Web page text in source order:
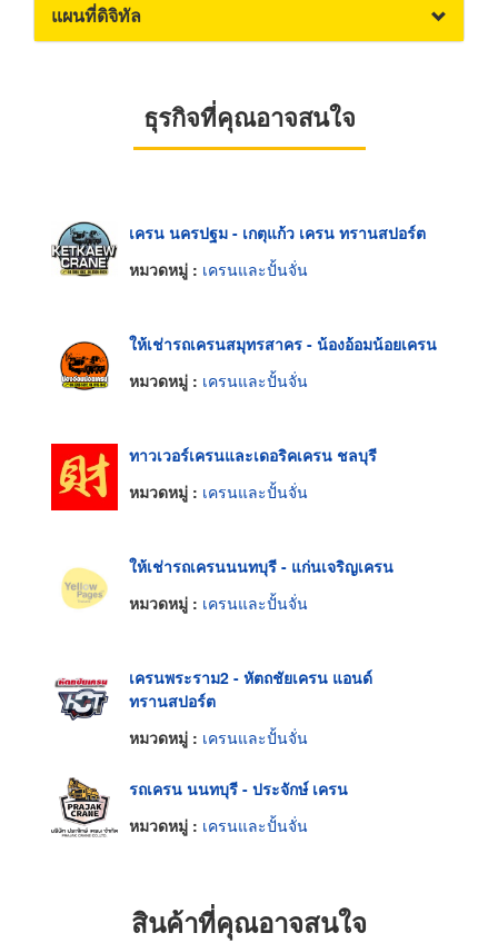
แผนที่ดิจิทัล
ธุรกิจที่คุณอาจสนใจ
เครน นครปฐม - เกตุแก้ว เครน ทรานสปอร์ต
หมวดหมู่ : เครนและปั้นจั่น
ให้เช่ารถเครนสมุทรสาคร - น้องอ้อมน้อยเครน
หมวดหมู่ : เครนและปั้นจั่น
ทาวเวอร์เครนและเดอริคเครน ชลบุรี
หมวดหมู่ : เครนและปั้นจั่น
ให้เช่ารถเครนนนทบุรี - แก่นเจริญเครน
หมวดหมู่ : เครนและปั้นจั่น
เครนพระราม2 - หัตถชัยเครน แอนด์
ทรานสปอร์ต
หมวดหมู่ : เครนและปั้นจั่น
รถเครน นนทบุรี - ประจักษ์ เครน
หมวดหมู่ : เครนและปั้นจั่น
สินค้าที่คุณอาจสนใจ